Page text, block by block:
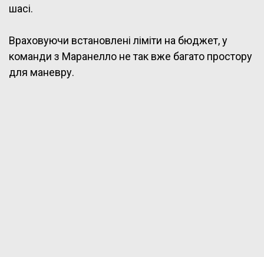
шасі.
Враховуючи встановлені ліміти на бюджет, у
команди з Маранелло не так вже багато простору
для маневру.